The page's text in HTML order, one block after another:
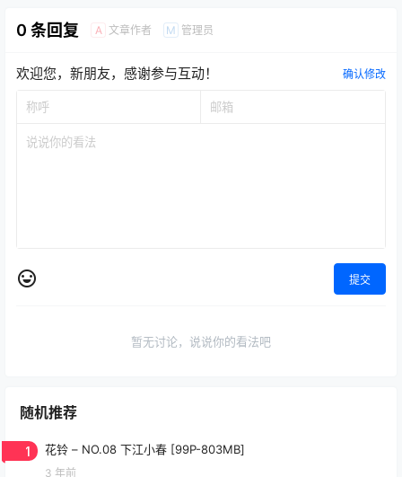
0 条回复 A 文章作者 M 管理员
欢迎您，新朋友，感谢参与互动！ 确认修改
提交
暂无讨论，说说你的看法吧
随机推荐
1 花铃 – NO.08 下江小春 [99P-803MB]
3 年前